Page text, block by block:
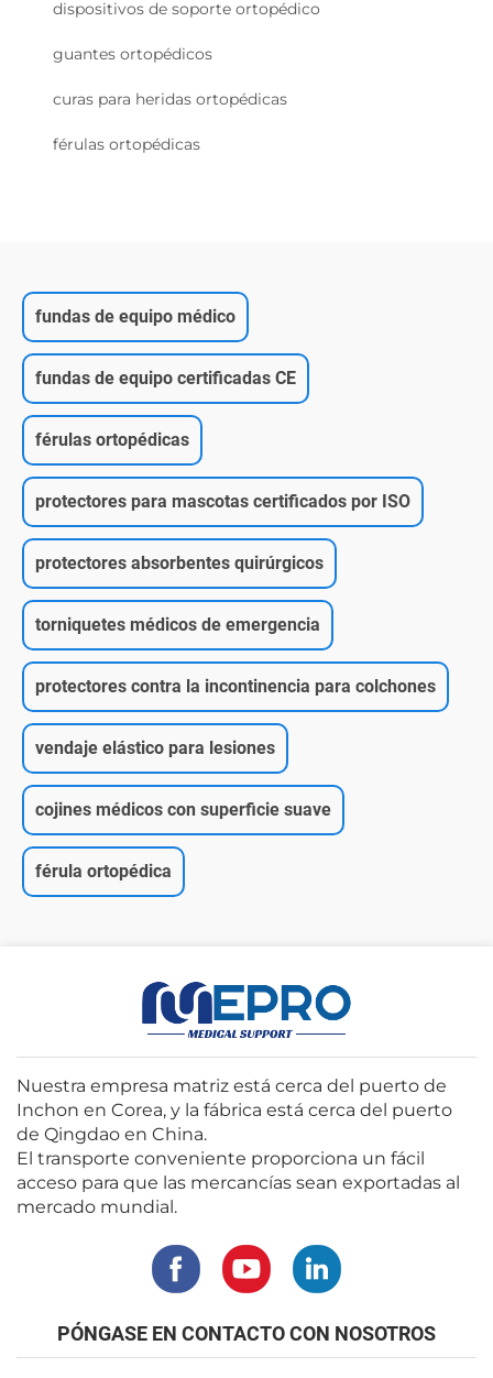
dispositivos de soporte ortopédico
guantes ortopédicos
curas para heridas ortopédicas
férulas ortopédicas
fundas de equipo médico
fundas de equipo certificadas CE
férulas ortopédicas
protectores para mascotas certificados por ISO
protectores absorbentes quirúrgicos
torniquetes médicos de emergencia
protectores contra la incontinencia para colchones
vendaje elástico para lesiones
cojines médicos con superficie suave
férula ortopédica
Nuestra empresa matriz está cerca del puerto de
Inchon en Corea, y la fábrica está cerca del puerto
de Qingdao en China.
El transporte conveniente proporciona un fácil
acceso para que las mercancías sean exportadas al
mercado mundial.
PÓNGASE EN CONTACTO CON NOSOTROS